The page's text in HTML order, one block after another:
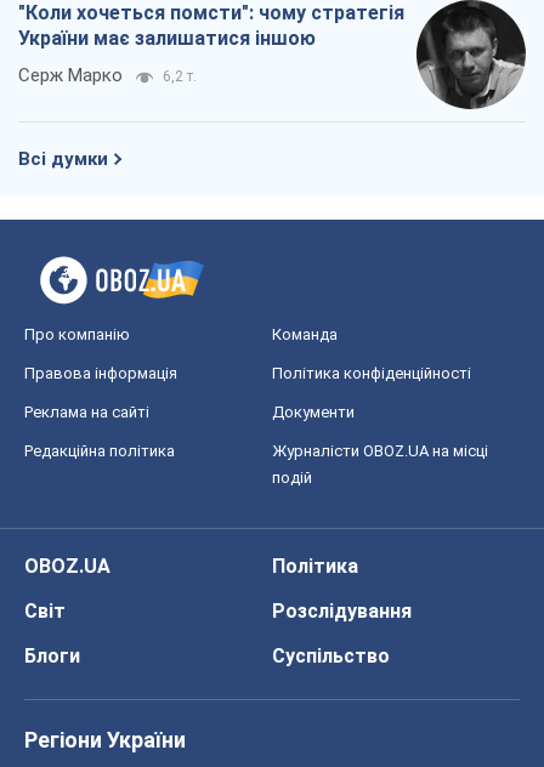
"Коли хочеться помсти": чому стратегія
України має залишатися іншою
Серж Марко 6,2 т.
Всі думки
Про компанію Команда
Правова інформація Політика конфіденційності
Реклама на сайті Документи
Редакційна політика
Журналісти OBOZ.UA на місці
подій
OBOZ.UA
Політика
Світ
Розслідування
Блоги
Суспільство
Регіони України